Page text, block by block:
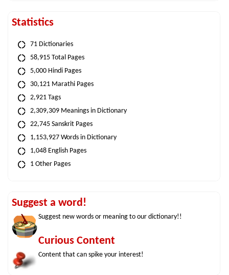
Statistics
71 Dictionaries
58,915 Total Pages
5,000 Hindi Pages
30,121 Marathi Pages
2,921 Tags
2,309,309 Meanings in Dictionary
22,745 Sanskrit Pages
1,153,927 Words in Dictionary
1,048 English Pages
1 Other Pages
Suggest a word!
Suggest new words or meaning to our dictionary!!
Curious Content
Content that can spike your interest!